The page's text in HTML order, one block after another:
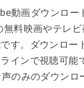
動画ダウンロ
無料映画やテレ
す。ダウンロ
インで視聴可能
のみのダウンロ